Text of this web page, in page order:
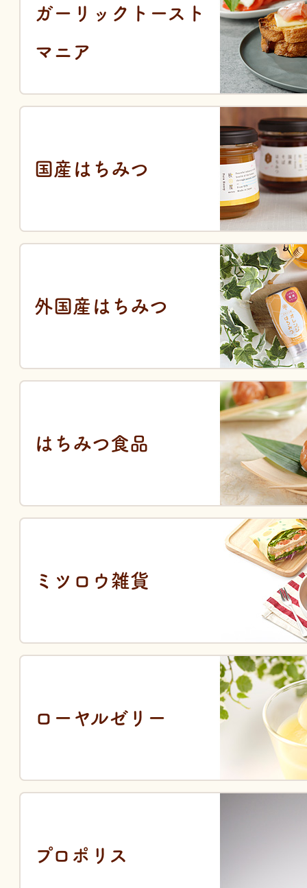
ガーリックトースト
マニア
国産はちみつ
外国産はちみつ
はちみつ食品
ミツロウ雑貨
ローヤルゼリー
プロポリス